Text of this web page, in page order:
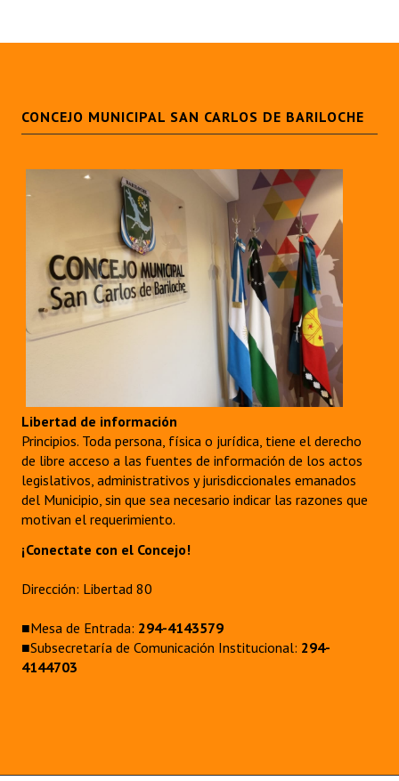
CONCEJO MUNICIPAL SAN CARLOS DE BARILOCHE
Libertad de información
Principios. Toda persona, física o jurídica, tiene el derecho
de libre acceso a las fuentes de información de los actos
legislativos, administrativos y jurisdiccionales emanados
del Municipio, sin que sea necesario indicar las razones que
motivan el requerimiento.
¡Conectate con el Concejo!
Dirección: Libertad 80
■Mesa de Entrada: 294-4143579
■Subsecretaría de Comunicación Institucional: 294-
4144703